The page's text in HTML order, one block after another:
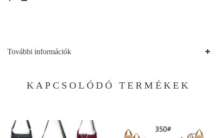
További információk
KAPCSOLÓDÓ TERMÉKEK